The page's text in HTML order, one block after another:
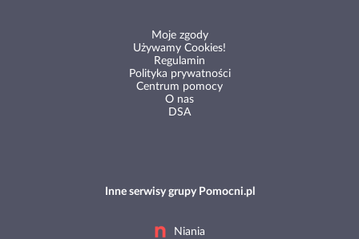
Moje zgody
Używamy Cookies!
Regulamin
Polityka prywatności
Centrum pomocy
O nas
DSA
Inne serwisy grupy Pomocni.pl
Niania